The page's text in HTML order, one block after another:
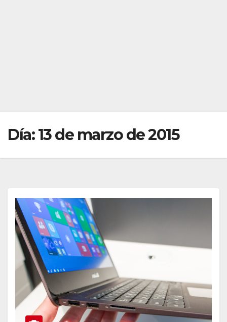
Día:13 de marzo de 2015